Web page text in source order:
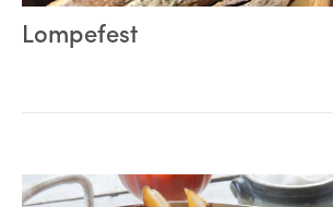
Lompefest